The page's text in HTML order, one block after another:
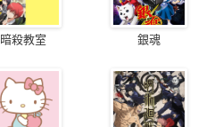
暗殺教室 銀魂